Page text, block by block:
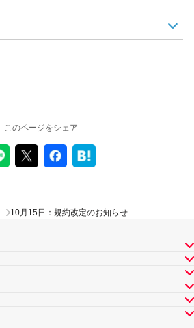
このページをシェア
10月15日：規約改定のお知らせ